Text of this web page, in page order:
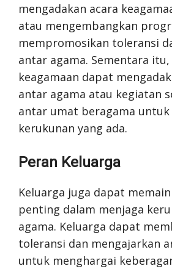
mengadakan acara
atau mengembangkan
mempromosikan toleransi
antar agama. Sementara
keagamaan dapat
antar agama atau kegiatan
antar umat beragama
kerukunan yang ada.
Peran Keluarga
Keluarga juga dapat
penting dalam menjaga
agama. Keluarga dapat
toleransi dan mengajarkan
untuk menghargai